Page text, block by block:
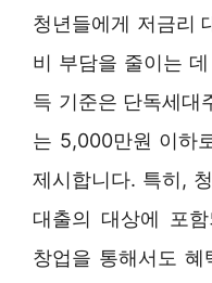
청년들에게 저금리
비 부담을 줄이는
득 기준은 단독세대
는 5,000만원 이하
제시합니다. 특히,
대출의 대상에 포
창업을 통해서도 혜